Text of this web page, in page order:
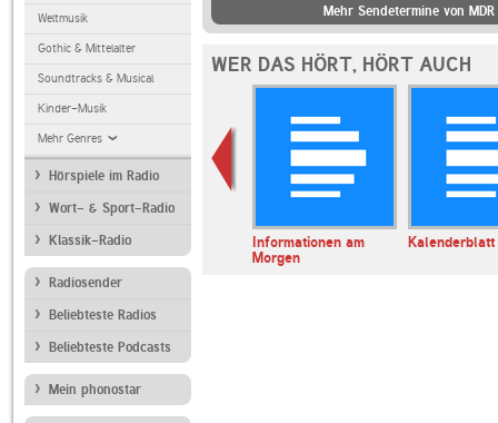
Weltmusik
Gothic & Mittelalter
Soundtracks & Musical
Kinder-Musik
Mehr Genres
Hörspiele im Radio
Wort- & Sport-Radio
Klassik-Radio
Radiosender
Beliebteste Radios
Beliebteste Podcasts
Mein phonostar
Mehr Sendetermine von
WER DAS HÖRT, HÖRT AUCH
ARD Radiofestival:
Jazz
Informationen am
Morgen
Kalenderblatt